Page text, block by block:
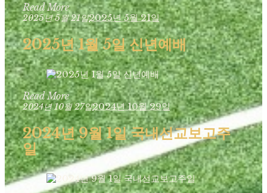
Read More
2025년 5월 21일2025년 5월 21일
2025년 1월 5일 신년예배
Read More
2024년 10월 27일2024년 10월 29일
2024년 9월 1일 국내선교보고주
일